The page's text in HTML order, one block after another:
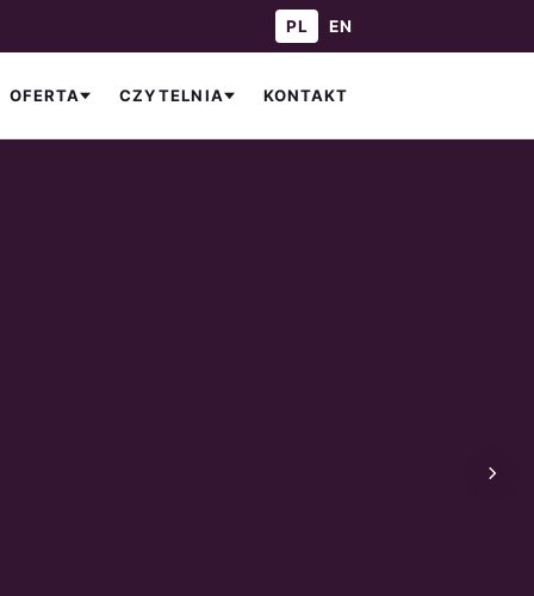
PL — Polski
EN— English
OFERTA CZYTELNIA KONTAKT